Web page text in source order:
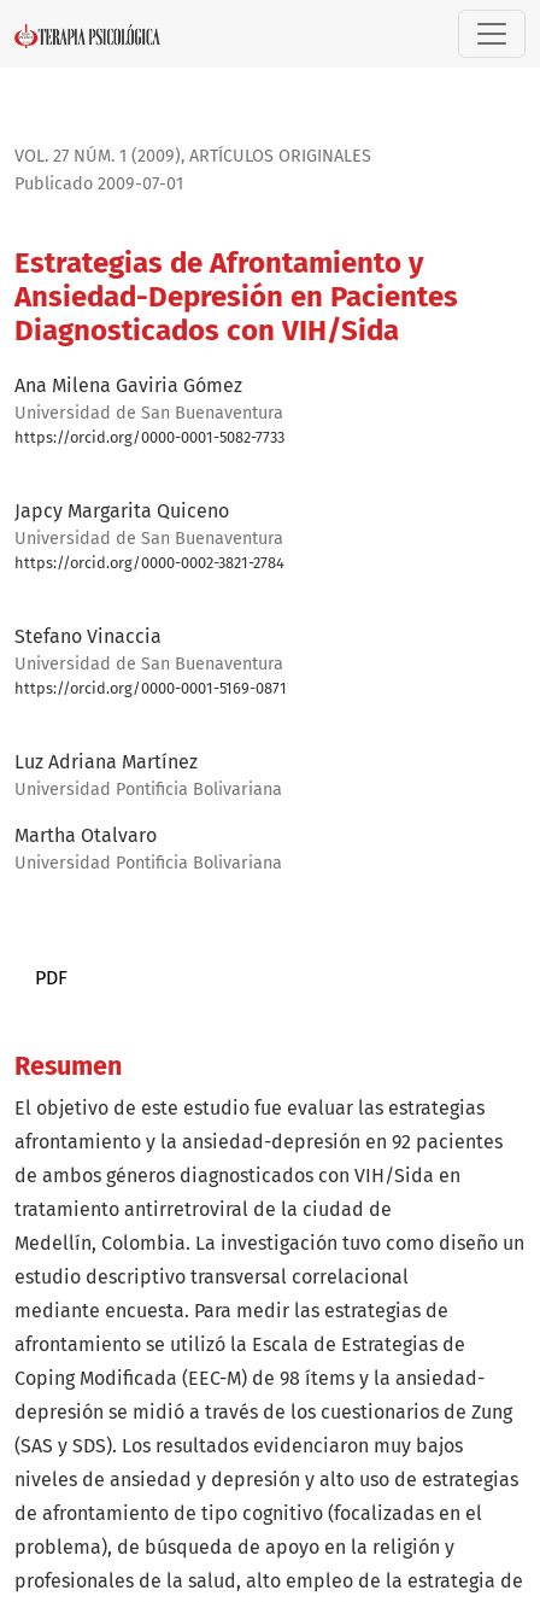
Estrategias de Afrontamiento y Ansiedad-Depresión en
VOL. 27 NÚM. 1 (2009), ARTÍ­CULOS ORIGINALES
Estrategias de Afrontamiento y
Ansiedad-Depresión en Pacientes
Diagnosticados con VIH/Sida
Publicado 2009-07-01
Ana Milena Gaviria Gómez
Universidad de San Buenaventura
https://orcid.org/0000-0001-5082-7733
Japcy Margarita Quiceno
Universidad de San Buenaventura
https://orcid.org/0000-0002-3821-2784
Stefano Vinaccia
Universidad de San Buenaventura
https://orcid.org/0000-0001-5169-0871
Luz Adriana Martínez
Universidad Pontificia Bolivariana
Martha Otalvaro
Universidad Pontificia Bolivariana
PDF
Resumen
El objetivo de este estudio fue evaluar las estrategias
afrontamiento y la ansiedad-depresión en 92 pacientes
de ambos géneros diagnosticados con VIH/Sida en
tratamiento antirretroviral de la ciudad de
Medellín, Colombia. La investigación tuvo como diseño un
estudio descriptivo transversal correlacional
mediante encuesta. Para medir las estrategias de
afrontamiento se utilizó la Escala de Estrategias de
Coping Modificada (EEC-M) de 98 ítems y la ansiedad-
depresión se midió a través de los cuestionarios de Zung
(SAS y SDS). Los resultados evidenciaron muy bajos
niveles de ansiedad y depresión y alto uso de estrategias
de afrontamiento de tipo cognitivo (focalizadas en el
problema), de búsqueda de apoyo en la religión y
profesionales de la salud, alto empleo de la estrategia de